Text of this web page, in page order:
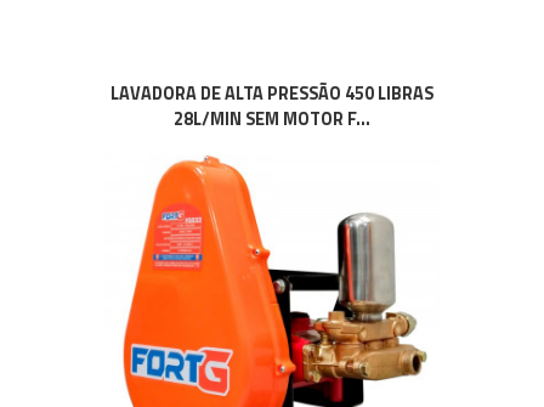
LAVADORA DE ALTA PRESSÃO 450 LIBRAS
28L/MIN SEM MOTOR F...